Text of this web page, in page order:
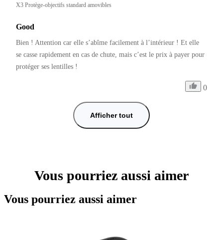
X3 Protège-objectifs standard amovibles
Good
Bien ! Attention car elle s’abîme facilement à l’intérieur ! Et elle
se casse rapidement en cas de chute, mais c’est le prix à payer pour
protéger ses lentilles !
0
Afficher tout
Vous pourriez aussi aimer
Vous pourriez aussi aimer